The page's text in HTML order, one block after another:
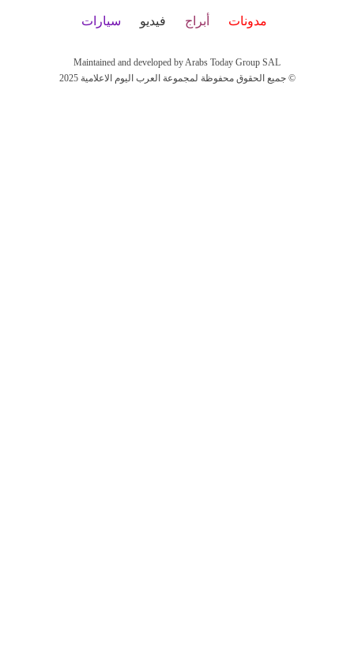
مدونات أبراج فيديو سيارات
Maintained and developed by Arabs Today Group SAL
جميع الحقوق محفوظة لمجموعة العرب اليوم الاعلامية 2025 ©